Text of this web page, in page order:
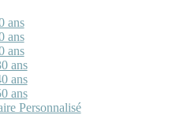
ans
ans
ans
ans
ans
ans
Personnalisé